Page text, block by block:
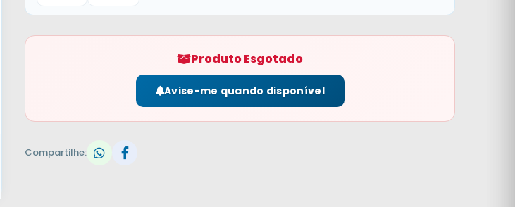
Produto Esgotado
Avise-me quando disponível
Compartilhe: